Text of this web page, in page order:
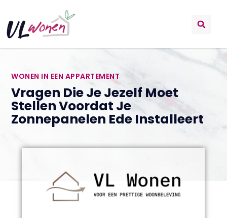
WONEN IN EEN APPARTEMENT
Vragen Die Je Jezelf Moet
Stellen Voordat Je
Zonnepanelen Ede Installeert